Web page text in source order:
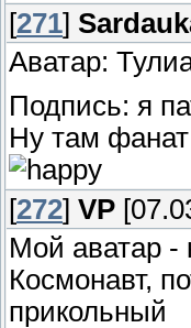
[271]
Аватар:
Подпись: я
Ну там
[272] VP
Мой аватар -
Космонавт,
прикольный